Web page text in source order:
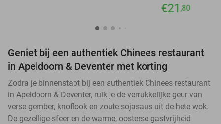
€21,80
Geniet bij een authentiek Chinees restaurant
in Apeldoorn & Deventer met korting
Zodra je binnenstapt bij een authentiek Chinees restaurant
in Apeldoorn & Deventer, ruik je de verrukkelijke geur van
verse gember, knoflook en zoute sojasaus uit de hete wok.
De gezellige sfeer en de warme, oosterse gastvrijheid